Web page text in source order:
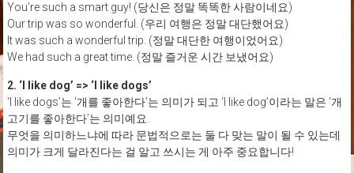
You’re such a smart guy! (당신은 정말 똑똑한 사람이네요)
Our trip was so wonderful. (우리 여행은 정말 대단했어요)
It was such a wonderful trip. (정말 대단한 여행이었어요)
We had such a great time. (정말 즐거운 시간 보냈어요)
2. ‘I like dog’ => ‘I like dogs’
‘I like dogs’는 ‘개를 좋아한다’는 의미가 되고 ‘I like dog’이라는 말은 ‘개
고기를 좋아한다’는 의미예요.
무엇을 의미하느냐에 따라 문법적으로는 둘 다 맞는 말이 될 수 있는데
의미가 크게 달라진다는 걸 알고 쓰시는 게 아주 중요합니다!